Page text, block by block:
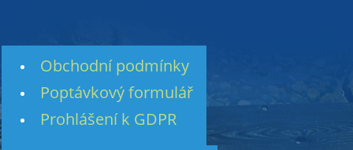
Obchodní podmínky
Poptávkový formulář
Prohlášení k GDPR